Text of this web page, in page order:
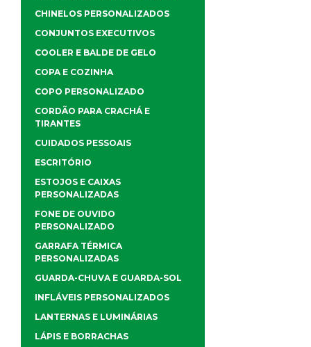
CHINELOS PERSONALIZADOS
CONJUNTOS EXECUTIVOS
COOLER E BALDE DE GELO
COPA E COZINHA
COPO PERSONALIZADO
CORDÃO PARA CRACHÁ E
TIRANTES
CUIDADOS PESSOAIS
ESCRITÓRIO
ESTOJOS E CAIXAS
PERSONALIZADAS
FONE DE OUVIDO
PERSONALIZADO
GARRAFA TÉRMICA
PERSONALIZADAS
GUARDA-CHUVA E GUARDA-SOL
INFLÁVEIS PERSONALIZADOS
LANTERNAS E LUMINÁRIAS
LÁPIS E BORRACHAS